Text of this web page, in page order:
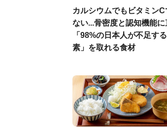
カルシウムでもビタミンC
ない...骨密度と認知機能に
「98%の日本人が不足す
素」を取れる食材